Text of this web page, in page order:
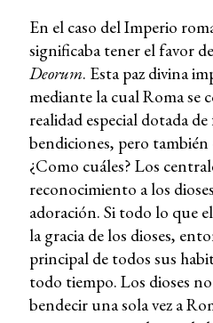
En el caso del Imperio
significaba tener el favor
Deorum. Esta paz divina
mediante la cual Roma se
realidad especial dotada
bendiciones, pero también
¿Como cuáles? Los
reconocimiento a los
adoración. Si todo lo que
la gracia de los dioses,
principal de todos sus
todo tiempo. Los dioses
bendecir una sola vez a